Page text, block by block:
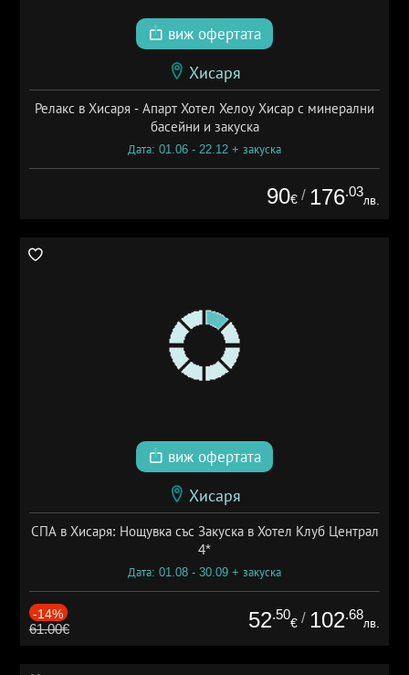
виж офертата
Хисаря
Релакс в Хисаря - Апарт Хотел Хелоу Хисар с минерални
басейни и закуска
Дата: 01.06 - 22.12 + закуска
90€ / 176.03
лв.
виж офертата
Хисаря
СПА в Хисаря: Нощувка със Закуска в Хотел Клуб Централ
4*
Дата: 01.08 - 30.09 + закуска
-14%
61.00€ 52.50
€ / 102.68
лв.